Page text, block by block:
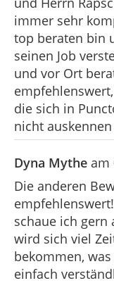
immer sehr
top beraten bin
seinen Job
und vor Ort
die sich in
nicht
Dyna Mythe am
Die anderen
schaue ich gern
wird sich viel
bekommen,
einfach